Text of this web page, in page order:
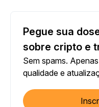
Pegue sua
sobre cripto e
Sem spams.
qualidade e